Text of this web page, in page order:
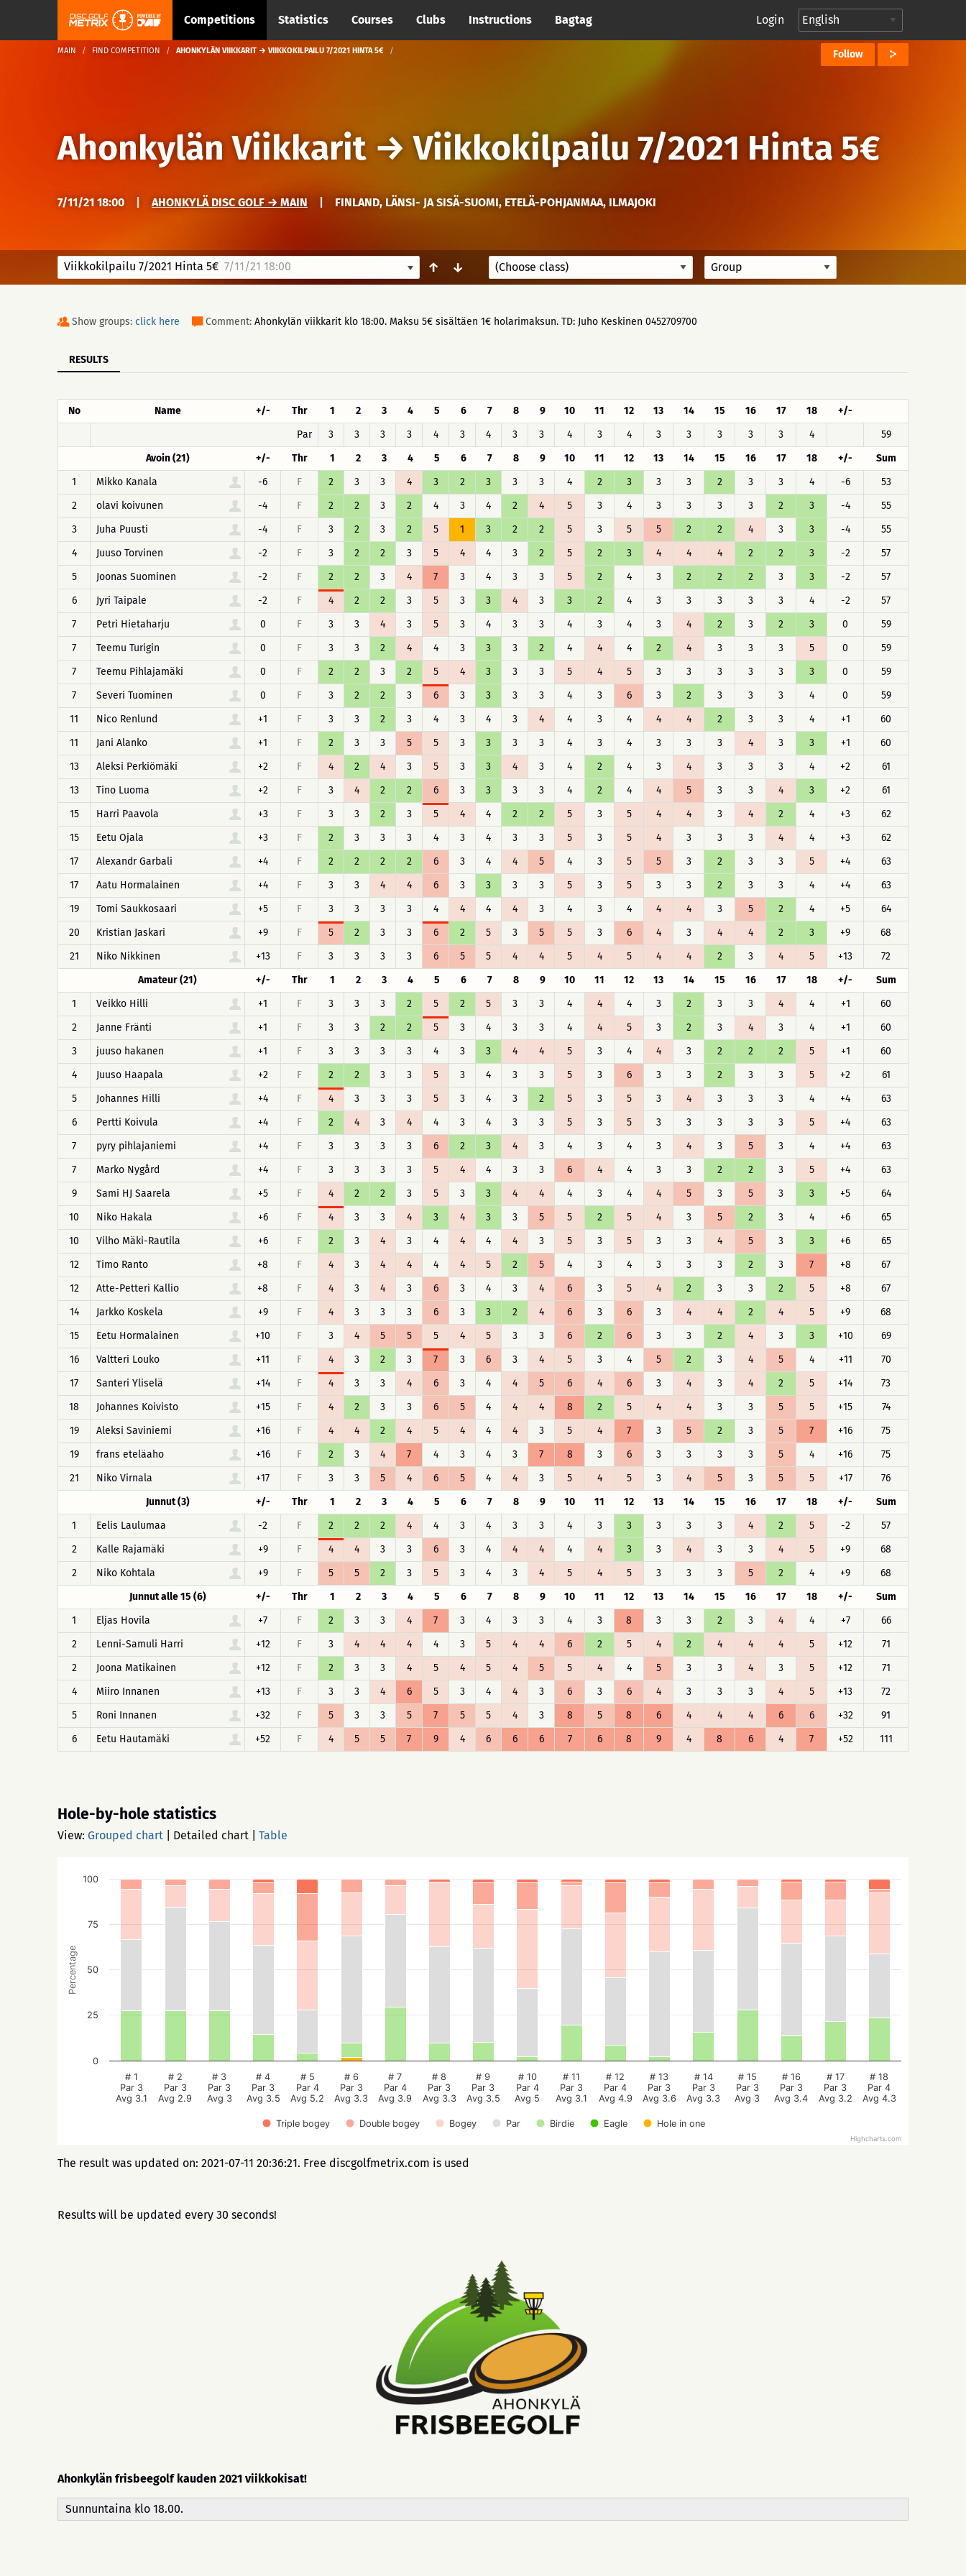
Competitions Statistics Courses Clubs Instructions Bagtag Login
MAIN FIND COMPETITION AHONKYLÄN VIIKKARIT → VIIKKOKILPAILU 7/2021 HINTA 5€ Follow
Ahonkylän Viikkarit →Viikkokilpailu 7/2021 Hinta 5€
7/11/21 18:00 AHONKYLÄ DISC GOLF → MAIN FINLAND, LÄNSI- JA SISÄ-SUOMI, ETELÄ-POHJANMAA, ILMAJOKI
Viikkokilpailu 7/2021 Hinta 5€ 7/11/21 18:00 ↑ ↓
Show groups: click here Comment: Ahonkylän viikkarit klo 18:00. Maksu 5€ sisältäen 1€ holarimaksun. TD: Juho Keskinen 0452709700
RESULTS
No Name +/- Thr 1 2 3 4 5 6 7 8 9 10 11 12 13 14 15 16 17 18
+/-
Par
3 3 3 3 4 3 4 3 3 4 3 4 3 3 3 3 3 4
59
Avoin (21)
+/- Thr 1 2 3 4 5 6 7 8 9 10 11 12 13 14 15 16 17 18 +/-
Sum
1
Mikko Kanala -6 F 2 3 3 4 3 2 3 3 3 4 2 3 3 3 2 3 3 4 -6
53
2
olavi koivunen -4 F 2 2 3 2 4 3 4 2 4 5 3 4 3 3 3 3 2 3 -4
55
3
Juha Puusti -4 F 3 2 3 2 5 1 3 2 2 5 3 5 5 2 2 4 3 3 -4
55
4
Juuso Torvinen -2 F 3 2 2 3 5 4 4 3 2 5 2 3 4 4 4 2 2 3 -2
57
5
Joonas Suominen -2 F 2 2 3 4 7 3 4 3 3 5 2 4 3 2 2 2 3 3 -2
57
6
Jyri Taipale -2 F 4 2 2 3 5 3 3 4 3 3 2 4 3 3 3 3 3 4 -2
57
7
Petri Hietaharju 0 F 3 3 4 3 5 3 4 3 3 4 3 4 3 4 2 3 2 3 0
59
7
Teemu Turigin 0 F 3 3 2 4 4 3 3 3 2 4 4 4 2 4 3 3 3 5 0
59
7
Teemu Pihlajamäki 0 F 2 2 3 2 5 4 3 3 3 5 4 5 3 3 3 3 3 3 0
59
7
Severi Tuominen 0 F 3 2 2 3 6 3 3 3 3 4 3 6 3 2 3 3 3 4 0
59
11
Nico Renlund +1 F 3 3 2 3 4 3 4 3 4 4 3 4 4 4 2 3 3 4 +1
60
11
Jani Alanko +1 F 2 3 3 5 5 3 3 3 3 4 3 4 3 3 3 4 3 3 +1
60
13
Aleksi Perkiömäki +2 F 4 2 4 3 5 3 3 4 3 4 2 4 3 4 3 3 3 4 +2
61
13
Tino Luoma +2 F 3 4 2 2 6 3 3 3 3 4 2 4 4 5 3 3 4 3 +2
61
15
Harri Paavola +3 F 3 3 2 3 5 4 4 2 2 5 3 5 4 4 3 4 2 4 +3
62
15
Eetu Ojala +3 F 2 3 3 3 4 3 4 3 3 5 3 5 4 3 3 3 4 4 +3
62
17
Alexandr Garbali +4 F 2 2 2 2 6 3 4 4 5 4 3 5 5 3 2 3 3 5 +4
63
17
Aatu Hormalainen +4 F 3 3 4 4 6 3 3 3 3 5 3 5 3 3 2 3 3 4 +4
63
19
Tomi Saukkosaari +5 F 3 3 3 3 4 4 4 4 3 4 3 4 4 4 3 5 2 4 +5
64
20
Kristian Jaskari +9 F 5 2 3 3 6 2 5 3 5 5 3 6 4 3 4 4 2 3 +9
68
21
Niko Nikkinen +13 F 3 3 3 3 6 5 5 4 4 5 4 5 4 4 2 3 4 5 +13
72
Amateur (21)
+/- Thr 1 2 3 4 5 6 7 8 9 10 11 12 13 14 15 16 17 18 +/-
Sum
1
Veikko Hilli +1 F 3 3 3 2 5 2 5 3 3 4 4 4 3 2 3 3 4 4 +1
60
2
Janne Fränti +1 F 3 3 2 2 5 3 4 3 3 4 4 5 3 2 3 4 3 4 +1
60
3
juuso hakanen +1 F 3 3 3 3 4 3 3 4 4 5 3 4 4 3 2 2 2 5 +1
60
4
Juuso Haapala +2 F 2 2 3 3 5 3 4 3 3 5 3 6 3 3 2 3 3 5 +2
61
5
Johannes Hilli +4 F 4 3 3 3 5 3 4 3 2 5 3 5 3 4 3 3 3 4 +4
63
6
Pertti Koivula +4 F 2 4 3 4 4 3 4 3 3 5 3 5 3 3 3 3 3 5 +4
63
7
pyry pihlajaniemi +4 F 3 3 3 3 6 2 3 4 3 4 3 4 3 4 3 5 3 4 +4
63
7
Marko Nygård +4 F 3 3 3 3 5 4 4 3 3 6 4 4 3 3 2 2 3 5 +4
63
9
Sami HJ Saarela +5 F 4 2 2 3 5 3 3 4 4 4 3 4 4 5 3 5 3 3 +5
64
10
Niko Hakala +6 F 4 3 3 4 3 4 3 3 5 5 2 5 4 3 5 2 3 4 +6
65
10
Vilho Mäki-Rautila +6 F 2 3 4 3 4 4 4 4 3 5 3 5 3 3 4 5 3 3 +6
65
12
Timo Ranto +8 F 4 3 4 4 4 4 5 2 5 4 3 4 3 3 3 2 3 7 +8
67
12
Atte-Petteri Kallio +8 F 4 3 4 3 6 3 4 3 4 6 3 5 4 2 3 3 2 5 +8
67
14
Jarkko Koskela +9 F 4 3 3 3 6 3 3 2 4 6 3 6 3 4 4 2 4 5 +9
68
15
Eetu Hormalainen +10 F 3 4 5 5 5 4 5 3 3 6 2 6 3 3 2 4 3 3 +10
69
16
Valtteri Louko +11 F 4 3 2 3 7 3 6 3 4 5 3 4 5 2 3 4 5 4 +11
70
17
Santeri Yliselä +14 F 4 3 3 4 6 3 4 4 5 6 4 6 3 4 3 4 2 5 +14
73
18
Johannes Koivisto +15 F 4 2 3 3 6 5 4 4 4 8 2 5 4 4 3 3 5 5 +15
74
19
Aleksi Saviniemi +16 F 4 4 2 4 5 4 4 4 3 5 4 7 3 5 2 3 5 7 +16
75
19
frans eteläaho +16 F 2 3 4 7 4 3 4 3 7 8 3 6 3 3 3 3 5 4 +16
75
21
Niko Virnala +17 F 3 3 5 4 6 5 4 4 3 5 4 5 3 4 5 3 5 5 +17
76
Junnut (3)
+/- Thr 1 2 3 4 5 6 7 8 9 10 11 12 13 14 15 16 17 18 +/-
Sum
1
Eelis Laulumaa -2 F 2 2 2 4 4 3 4 3 3 4 3 3 3 3 3 4 2 5 -2
57
2
Kalle Rajamäki +9 F 4 4 3 3 6 3 4 4 4 4 4 3 3 4 3 3 4 5 +9
68
2
Niko Kohtala +9 F 5 5 2 3 5 3 4 3 4 5 4 5 3 3 3 5 2 4 +9
68
Junnut alle 15 (6)
+/- Thr 1 2 3 4 5 6 7 8 9 10 11 12 13 14 15 16 17 18 +/-
Sum
1
Eljas Hovila +7 F 2 3 3 4 7 3 4 3 3 4 3 8 3 3 2 3 4 4 +7
66
2
Lenni-Samuli Harri +12 F 3 4 4 4 4 3 5 4 4 6 2 5 4 2 4 4 4 5 +12
71
2
Joona Matikainen +12 F 2 3 3 4 5 4 5 4 5 5 4 4 5 3 3 4 3 5 +12
71
4
Miiro Innanen +13 F 3 3 4 6 5 3 4 4 3 6 3 6 4 3 3 3 4 5 +13
72
5
Roni Innanen +32 F 5 3 3 5 7 5 5 4 3 8 5 8 6 4 4 4 6 6 +32
91
6
Eetu Hautamäki +52 F 4 5 5 7 9 4 6 6 6 7 6 8 9 4 8 6 4 7 +52 111
Hole-by-hole statistics
View: Grouped chart Detailed chart Table
Percentage
Triple bogey Double bogey Bogey Par Birdie Eagle Hole in one
# 1
Par 3
Avg 3.1
# 2
Par 3
Avg 2.9
# 3
Par 3
Avg 3
# 4
Par 3
Avg 3.5
# 5
Par 4
Avg 5.2
# 6
Par 3
Avg 3.3
# 7
Par 4
Avg 3.9
# 8
Par 3
Avg 3.3
# 9
Par 3
Avg 3.5
# 10
Par 4
Avg 5
# 11
Par 3
Avg 3.1
# 12
Par 4
Avg 4.9
# 13
Par 3
Avg 3.6
# 14
Par 3
Avg 3.3
# 15
Par 3
Avg 3
# 16
Par 3
Avg 3.4
# 17
Par 3
Avg 3.2
# 18
Par 4
Avg 4.3
0
25
50
75
100
Highcharts.com
The result was updated on: 2021-07-11 20:36:21. Free discgolfmetrix.com is used
Results will be updated every 30 seconds!
Ahonkylän frisbeegolf kauden 2021 viikkokisat!
Sunnuntaina klo 18.00.